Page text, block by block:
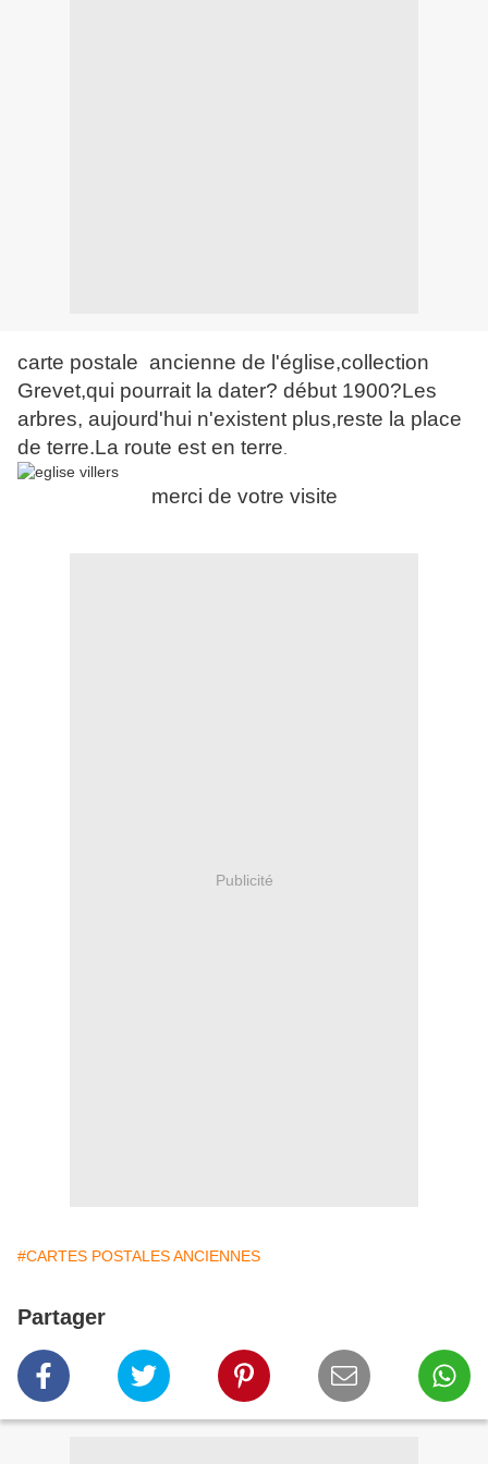
carte postale ancienne de l'église,collection
Grevet,qui pourrait la dater? début 1900?Les
arbres, aujourd'hui n'existent plus,reste la place
de terre.La route est en terre
merci de votre visite
Publicité
#CARTES POSTALES ANCIENNES
Partager